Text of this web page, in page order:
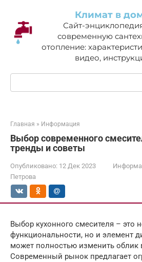
контенту
Климат в
Сайт-
современную
отопление:
видео,
Поиск:
Главная » Информация
Выбор современного
тренды и советы
Опубликовано: 12 Дек 2023
Петрова
Выбор кухонного смесителя – это
функциональности, но и элемент
может полностью изменить облик
Современный рынок предлагает